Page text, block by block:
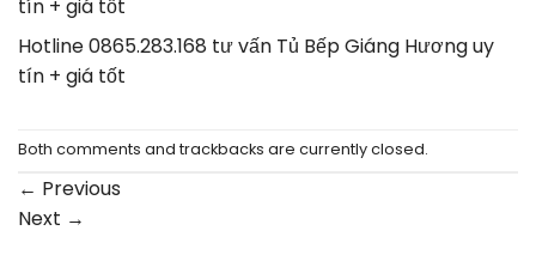
tín + giá tốt
Hotline 0865.283.168 tư vấn Tủ Bếp Giáng Hương uy
tín + giá tốt
Both comments and trackbacks are currently closed.
← Previous
Next →